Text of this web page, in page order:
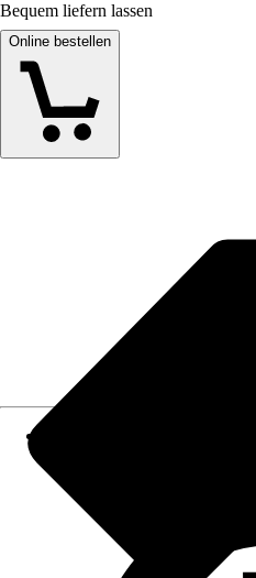
Bequem liefern lassen
Online bestellen